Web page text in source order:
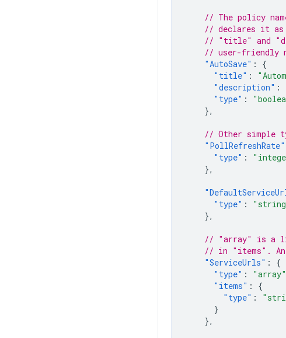
// The policy
// declares it as
// "title" and
// user-friendly
"AutoSave" :
{
"title" :
"description" :
"type" :
},
// Other simple
"PollRefreshRate"
"type" :
},
"type" :
},
// "array" is a
// in "items". An
"ServiceUrls" :
{
"type" : "array"
"items" :
{
"type" :
}
},